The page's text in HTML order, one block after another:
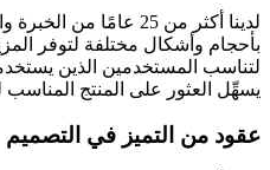
لدينا أكثر من 25 عامًا
بأحجام وأشكال مختلفة لتوفر
لتناسب المستخدمين الذين
يسهِّل العثور على المنتج المناسب
عقود من التميز في التصميم